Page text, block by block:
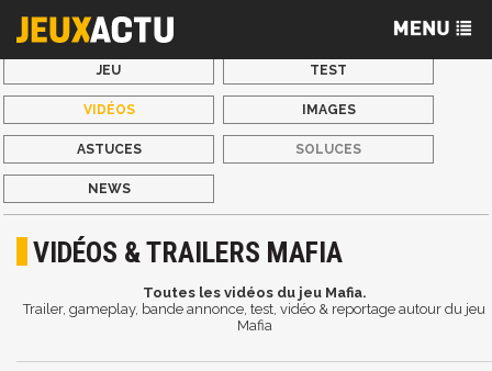
JEU TEST
VIDÉOS IMAGES
ASTUCES SOLUCES
NEWS
VIDÉOS & TRAILERS MAFIA
Toutes les vidéos du jeu Mafia.
Trailer, gameplay, bande annonce, test, vidéo & reportage autour du jeu
Mafia